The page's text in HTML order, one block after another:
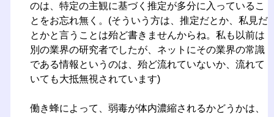
のは、特定の主観に基づく推定が多分に入っているこ
とをお忘れ無く。(そういう方は、推定だとか、私見だ
とかと言うことは殆ど書きませんからね。私も以前は
別の業界の研究者でしたが、ネットにその業界の常識
である情報というのは、殆ど流れていないか、流れて
いても大抵無視されています)
働き蜂によって、弱毒が体内濃縮されるかどうかは、